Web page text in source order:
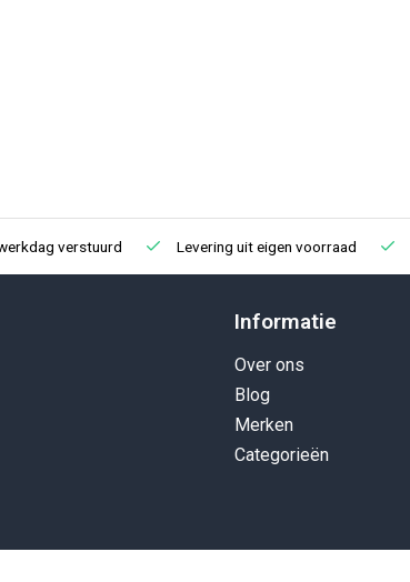
verstuurd Levering uit eigen voorraad
Informatie
Over ons
Blog
Merken
Categorieën